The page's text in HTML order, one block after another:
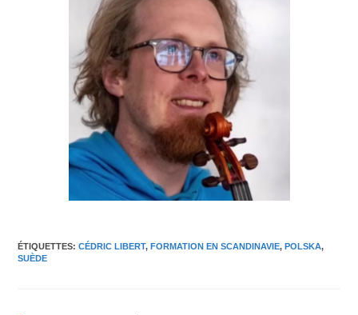
ÉTIQUETTES:CÉDRIC LIBERT, FORMATION EN SCANDINAVIE, POLSKA,
SUÈDE